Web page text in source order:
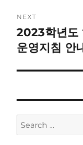
NEXT
Next
post:
2023학년도
운영지침 안
Search
for: